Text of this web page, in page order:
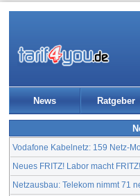
News Ratgeber
Vodafone Kabelnetz: 159 Netz-
Neues FRITZ! Labor macht
Netzausbau: Telekom nimmt 71